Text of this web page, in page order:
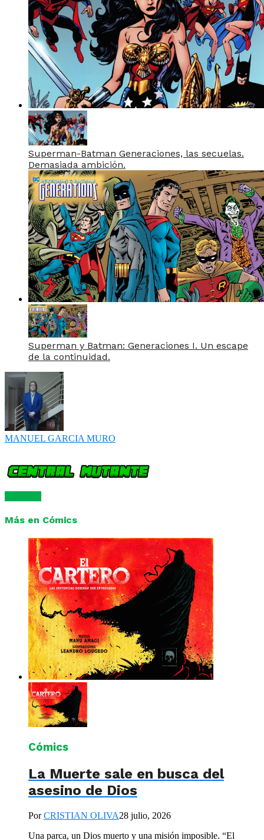
Superman-Batman Generaciones, las secuelas.
Demasiada ambición.
Superman y Batman: Generaciones I. Un escape
de la continuidad.
MANUEL GARCIA MURO
Más en Cómics
Cómics
La Muerte sale en busca del
asesino de Dios
PorCRISTIAN OLIVA28 julio, 2026
Una parca, un Dios muerto y una misión imposible. “El